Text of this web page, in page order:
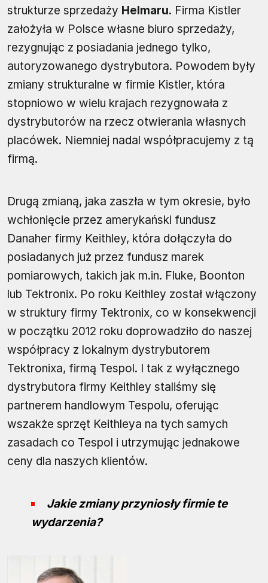
strukturze sprzedaży Helmaru. Firma Kistler
założyła w Polsce własne biuro sprzedaży,
rezygnując z posiadania jednego tylko,
autoryzowanego dystrybutora. Powodem były
zmiany strukturalne w firmie Kistler, która
stopniowo w wielu krajach rezygnowała z
dystrybutorów na rzecz otwierania własnych
placówek. Niemniej nadal współpracujemy z tą
firmą.
Drugą zmianą, jaka zaszła w tym okresie, było
wchłonięcie przez amerykański fundusz
Danaher firmy Keithley, która dołączyła do
posiadanych już przez fundusz marek
pomiarowych, takich jak m.in. Fluke, Boonton
lub Tektronix. Po roku Keithley został włączony
w struktury firmy Tektronix, co w konsekwencji
w początku 2012 roku doprowadziło do naszej
współpracy z lokalnym dystrybutorem
Tektronixa, firmą Tespol. I tak z wyłącznego
dystrybutora firmy Keithley staliśmy się
partnerem handlowym Tespolu, oferując
wszakże sprzęt Keithleya na tych samych
zasadach co Tespol i utrzymując jednakowe
ceny dla naszych klientów.
Jakie zmiany przyniosły firmie te
wydarzenia?